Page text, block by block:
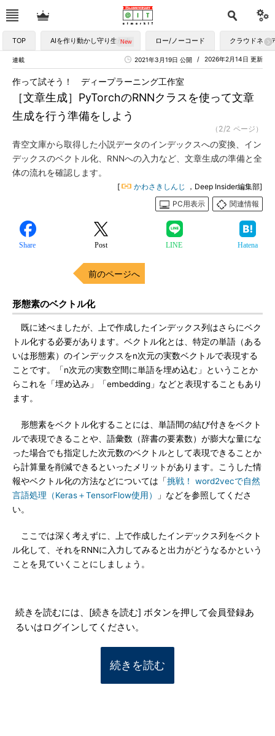
TOP AIを作り動かし守り生かす ロー/ノーコード クラウドネイ
連載 2026年2月14日 更新
2021年3月19日 公開
［文章生成］PyTorchのRNNクラスを使って文章
生成を行う準備をしよう
作って試そう！ ディープラーニング工作室
（2/2 ページ）
青空文庫から取得した小説データのインデックスへの変換、イン
デックスのベクトル化、RNNへの入力など、文章生成の準備と全
体の流れを確認します。
[ かわさきしんじ
，Deep Insider編集部]
PC用表示
関連情報
Share Post LINE Hatena
前のページへ
形態素のベクトル化
既に述べましたが、上で作成したインデックス列はさらにベク
トル化する必要があります。ベクトル化とは、特定の単語（ある
いは形態素）のインデックスをn次元の実数ベクトルで表現する
ことです。「n次元の実数空間に単語を埋め込む」ということか
らこれを「埋め込み」「embedding」などと表現することもあり
ます。
形態素をベクトル化することには、単語間の結び付きをベクト
ルで表現できることや、語彙数（辞書の要素数）が膨大な量にな
った場合でも指定した次元数のベクトルとして表現できることか
ら計算量を削減できるといったメリットがあります。こうした情
報やベクトル化の方法などについては「挑戦！ word2vecで自然
言語処理（Keras＋TensorFlow使用）
」などを参照してくださ
い。
ここでは深く考えずに、上で作成したインデックス列をベクト
ル化して、それをRNNに入力してみると出力がどうなるかという
ことを見ていくことにしましょう。
続きを読むには、[続きを読む] ボタンを押して会員登録あ
るいはログインしてください。
続きを読む